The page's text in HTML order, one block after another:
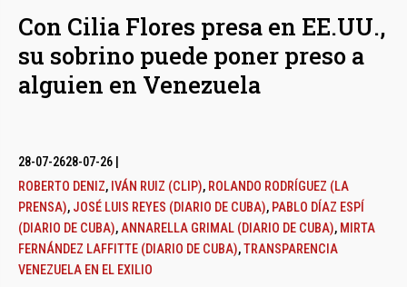
Con Cilia Flores presa en EE.UU.,
su sobrino puede poner preso a
alguien en Venezuela
28-07-2628-07-26
ROBERTO DENIZ, IVÁN RUIZ (CLIP), ROLANDO RODRÍGUEZ (LA
PRENSA), JOSÉ LUIS REYES (DIARIO DE CUBA), PABLO DÍAZ ESPÍ
(DIARIO DE CUBA),ANNARELLA GRIMAL (DIARIO DE CUBA), MIRTA
FERNÁNDEZ LAFFITTE (DIARIO DE CUBA),TRANSPARENCIA
VENEZUELA EN EL EXILIO